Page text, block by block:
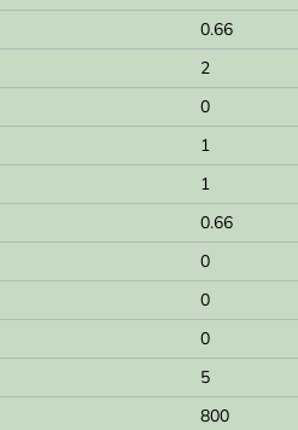
0.66
2
0
1
1
0.66
0
0
0
5
800